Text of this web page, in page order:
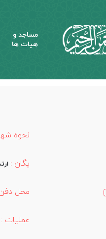
مساجد و
هیات ها
نحوه
یگان :
محل
عملیات :